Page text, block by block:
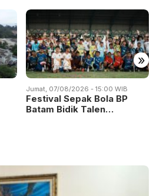
»
Jumat, 07/08/2026 - 15:00 WIB
Festival Sepak Bola BP
Batam Bidik Talen…